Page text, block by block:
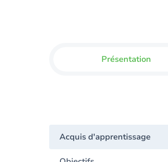
Présentation
Acquis d'apprentissage